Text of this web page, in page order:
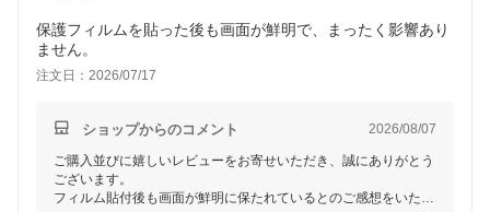
保護フィルムを貼った後も画面が鮮明で、まったく影響あり
ません。
注文日：2026/07/17
ショップからのコメント 2026/08/07
ご購入並びに嬉しいレビューをお寄せいただき、誠にありがとう
ございます。
フィルム貼付後も画面が鮮明に保たれているとのご感想をいただ